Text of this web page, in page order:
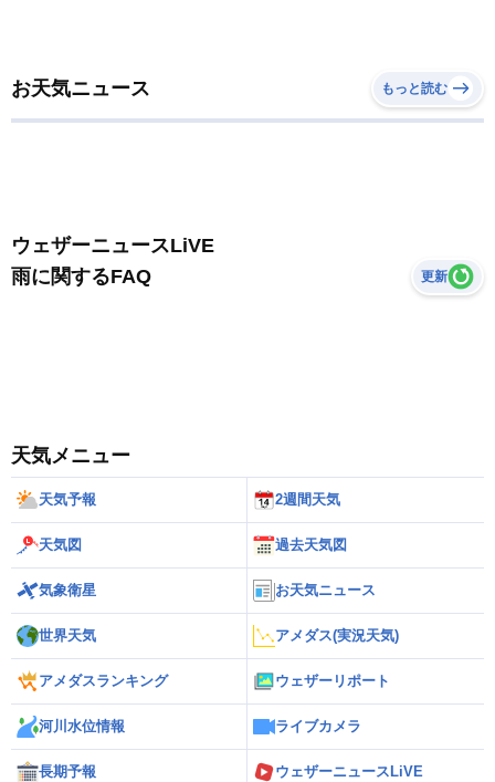
お天気ニュース もっと読む
ウェザーニュースLiVE
雨に関するFAQ
更新
天気メニュー
天気予報 2週間天気
天気図 過去天気図
気象衛星 お天気ニュース
世界天気 アメダス(実況天気)
アメダスランキング ウェザーリポート
河川水位情報 ライブカメラ
長期予報 ウェザーニュースLiVE